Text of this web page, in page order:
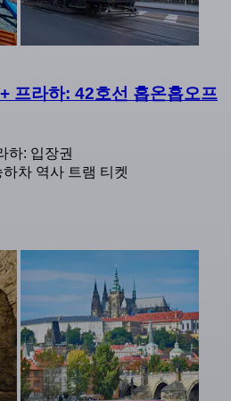
프라하: 42호선 홉온홉오프
하: 입장권
차 역사 트램 티켓